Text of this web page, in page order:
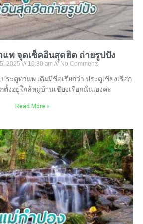
แพ จุดเช็คอินสุดฮิต ถ่ายรูปปัง
2025 10:30 am No Comments
ระตูท่าแพ เดิมมีชื่อเรียกว่า ประตูเชียงเรือก
งอยู่ใกล้หมู่บ้านเชียงเรือกนั่นเองค่ะ
Read More »